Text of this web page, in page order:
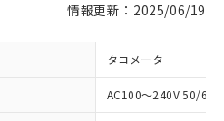
情報更新：2025/06/19
タコメータ
AC100～240V 50/